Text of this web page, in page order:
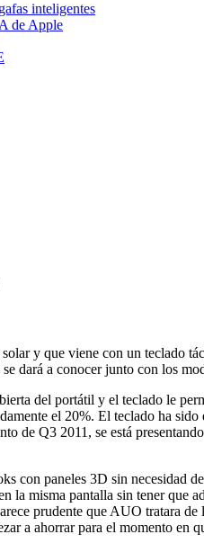
inteligentes
de Apple
y que viene con un teclado
dará a conocer junto con los
del portátil y el teclado le
el 20%. El teclado ha
de Q3 2011, se está
con paneles 3D sin necesidad
la misma pantalla sin tener que
prudente que AUO tratara
a ahorrar para el momento en